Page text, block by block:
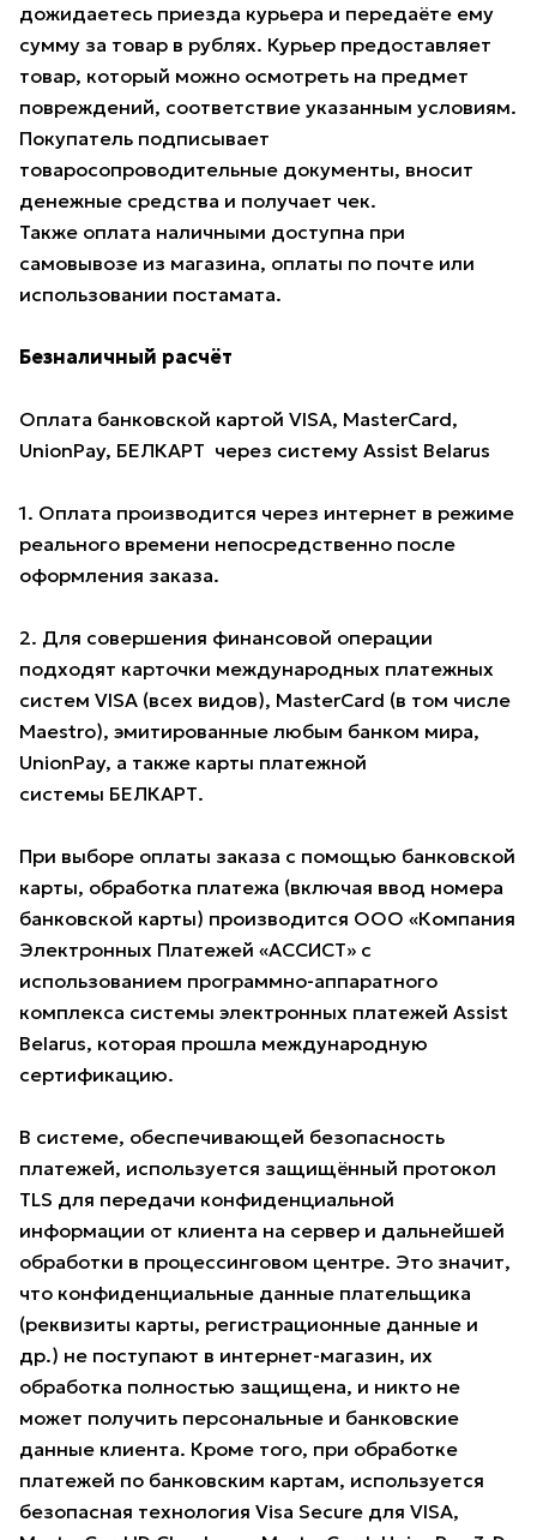
дожидаетесь приезда курьера и передаёте ему
сумму за товар в рублях. Курьер предоставляет
товар, который можно осмотреть на предмет
повреждений, соответствие указанным условиям.
Покупатель подписывает
товаросопроводительные документы, вносит
денежные средства и получает чек.
Также оплата наличными доступна при
самовывозе из магазина, оплаты по почте или
использовании постамата.
Безналичный расчёт
Оплата банковской картой VISA, MasterCard,
UnionPay, БЕЛКАРТ через систему Assist Belarus
1. Оплата производится через интернет в режиме
реального времени непосредственно после
оформления заказа.
2. Для совершения финансовой операции
подходят карточки международных платежных
систем VISA (всех видов), MasterCard (в том числе
Maestro), эмитированные любым банком мира,
UnionPay, а также карты платежной
системы БЕЛКАРТ.
При выборе оплаты заказа с помощью банковской
карты, обработка платежа (включая ввод номера
банковской карты) производится ООО «Компания
Электронных Платежей «АССИСТ» с
использованием программно-аппаратного
комплекса системы электронных платежей Assist
Belarus, которая прошла международную
сертификацию.
В системе, обеспечивающей безопасность
платежей, используется защищённый протокол
TLS для передачи конфиденциальной
информации от клиента на сервер и дальнейшей
обработки в процессинговом центре. Это значит,
что конфиденциальные данные плательщика
(реквизиты карты, регистрационные данные и
др.) не поступают в интернет-магазин, их
обработка полностью защищена, и никто не
может получить персональные и банковские
данные клиента. Кроме того, при обработке
платежей по банковским картам, используется
безопасная технология Visa Secure для VISA,